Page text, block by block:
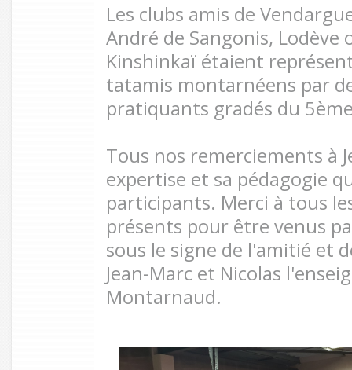
Les clubs amis de
André de Sangonis, Lodève
Kinshinkaï étaient
tatamis montarnéens par
pratiquants gradés du
Tous nos remerciements à
expertise et sa pédagogie
participants. Merci à tous
présents pour être venus
sous le signe de l'amitié et
Jean-Marc et Nicolas
Montarnaud.